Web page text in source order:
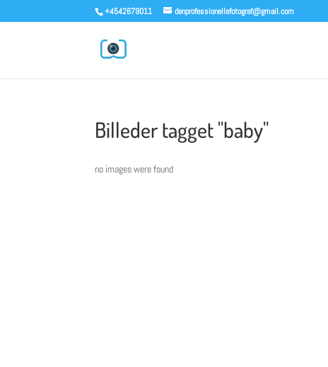
+4542679011 denprofessionellefotograf@gmail.com
Billeder tagget "baby"
no images were found